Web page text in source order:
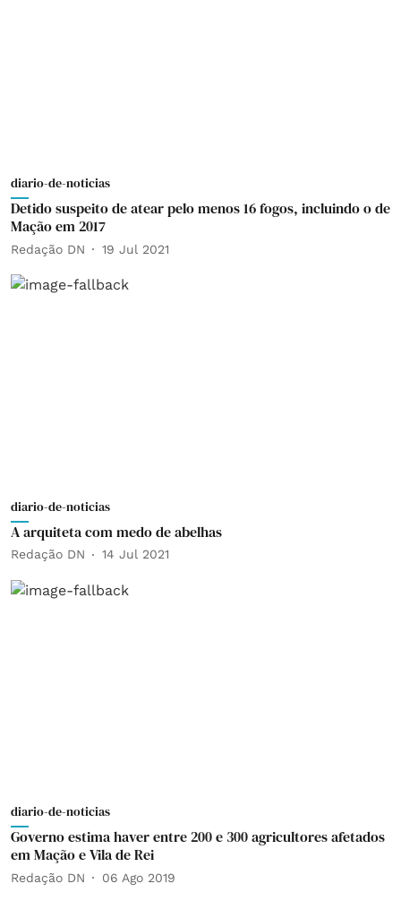
diario-de-noticias
Detido suspeito de atear pelo menos 16 fogos, incluindo o de
Mação em 2017
Redação DN 19 Jul 2021
diario-de-noticias
A arquiteta com medo de abelhas
Redação DN 14 Jul 2021
diario-de-noticias
Governo estima haver entre 200 e 300 agricultores afetados
em Mação e Vila de Rei
Redação DN 06 Ago 2019